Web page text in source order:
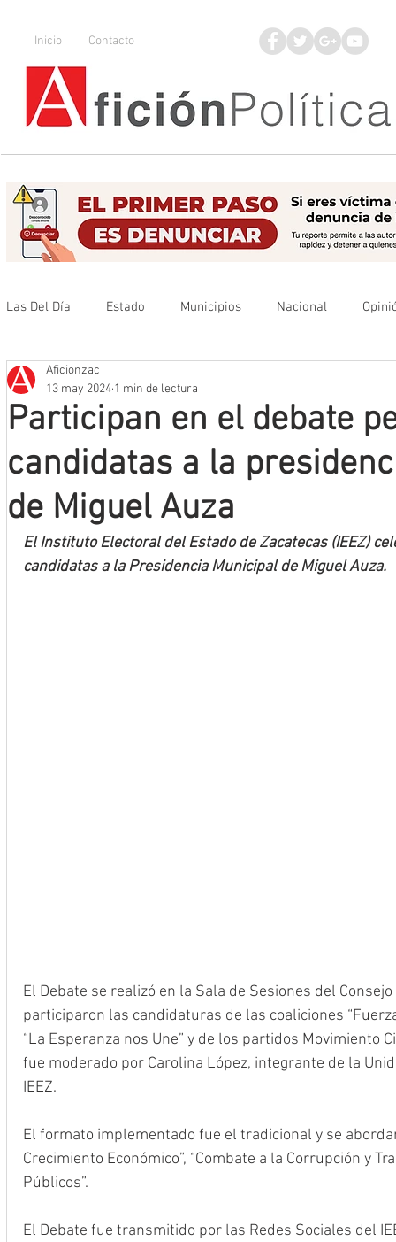
Inicio Contacto
Las Del Día Estado Municipios Nacional
Que no se olvide
Mineros LNBP
Participan en el debate
candidatas a la
de Miguel Auza
Aficionzac
13 may 2024 1 min de lectura
El Instituto Electoral del Estado de Zacatecas (IEEZ)
candidatas a la Presidencia Municipal de Miguel Auza.
El Debate se realizó en la Sala de Sesiones del
participaron las candidaturas de las coaliciones
“La Esperanza nos Une” y de los partidos Movimiento
fue moderado por Carolina López, integrante de la
IEEZ.
El formato implementado fue el tradicional y se
Crecimiento Económico”, “Combate a la Corrupción y
Públicos”.
El Debate fue transmitido por las Redes Sociales del